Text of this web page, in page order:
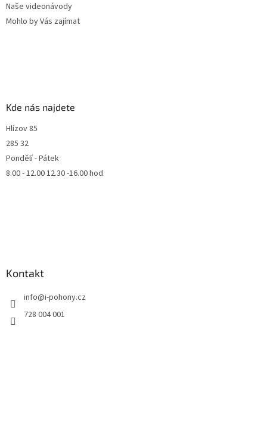
Naše videonávody
Mohlo by Vás zajímat
Kde nás najdete
Hlízov 85
285 32
Pondělí - Pátek
8.00 - 12.00 12.30 -16.00 hod
Kontakt
info@i-pohony.cz
728 004 001